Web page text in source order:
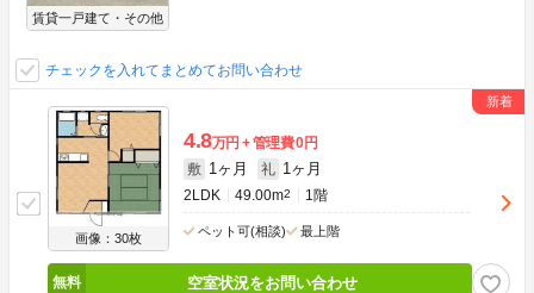
賃貸一戸建て・その他
チェックを入れてまとめてお問い合わせ
画像：30枚
4.8万円 管理費0円
敷 1ヶ月 礼 1ヶ月
2LDK 49.00m2 1階
ペット可(相談) 最上階
空室状況をお問い合わせ